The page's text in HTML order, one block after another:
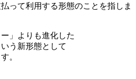
って利用する形態のことを指しま
」よりも進化した
う新形態として
。